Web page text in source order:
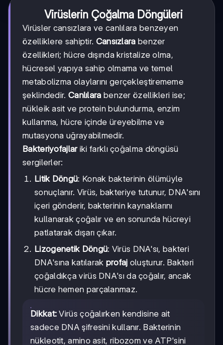
Virüslerin Çoğalma Döngüleri
Virüsler cansızlara ve canlılara benzeyen
özelliklere sahiptir. Cansızlara benzer
özellikleri; hücre dışında kristalize olma,
hücresel yapıya sahip olmama ve temel
metabolizma olaylarını gerçekleştirememe
şeklindedir. Canlılara benzer özellikleri ise;
nükleik asit ve protein bulundurma, enzim
kullanma, hücre içinde üreyebilme ve
mutasyona uğrayabilmedir.
Bakteriyofajlariki farklı çoğalma döngüsü
sergilerler:
Litik Döngü: Konak bakterinin ölümüyle
sonuçlanır. Virüs, bakteriye tutunur, DNA'sını
içeri gönderir, bakterinin kaynaklarını
kullanarak çoğalır ve en sonunda hücreyi
patlatarak dışarı çıkar.
Lizogenetik Döngü: Virüs DNA'sı, bakteri
DNA'sına katılarak profaj oluşturur. Bakteri
çoğaldıkça virüs DNA'sı da çoğalır, ancak
hücre hemen parçalanmaz.
Dikkat: Virüs çoğalırken kendisine ait
sadece DNA şifresini kullanır. Bakterinin
nükleotit, amino asit, ribozom ve ATP'sini